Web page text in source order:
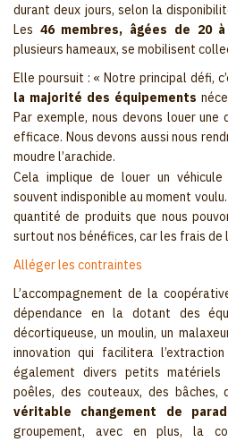
durant deux jours, selon la
Les 46 membres, âgées de 20
plusieurs hameaux, se mobilisent
Elle poursuit : « Notre principal défi,
la majorité des équipements
Par exemple, nous devons louer une
efficace. Nous devons aussi nous
moudre l’arachide.
Cela implique de louer un
souvent indisponible au moment
quantité de produits que nous
surtout nos bénéfices, car les frais
Alléger les contraintes
L’accompagnement de la
dépendance en la dotant des
décortiqueuse, un moulin, un
innovation qui facilitera
également divers petits matériels
poêles, des couteaux, des
véritable changement de
groupement, avec en plus, la